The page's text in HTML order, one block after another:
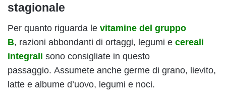
stagionale
Per quanto riguarda le vitamine del gruppo
B, razioni abbondanti di ortaggi, legumi e cereali
integrali sono consigliate in questo
passaggio. Assumete anche germe di grano, lievito,
latte e albume d’uovo, legumi e noci.